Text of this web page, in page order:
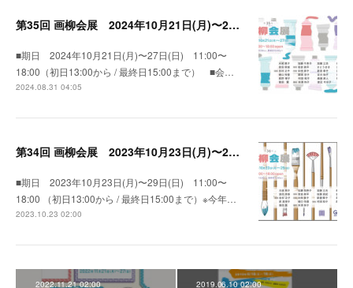
第35回 画柳会展 2024年10月21日(月)〜27日(日)
■期日 2024年10月21日(月)〜27日(日) 11:00〜
18:00（初日13:00から / 最終日15:00まで） ■会…
2024.08.31 04:05
第34回 画柳会展 2023年10月23日(月)〜29日(日)
■期日 2023年10月23日(月)〜29日(日) 11:00〜
18:00 （初日13:00から / 最終日15:00まで）※今年…
2023.10.23 02:00
2022.11.21 02:00 2019.06.10 02:00